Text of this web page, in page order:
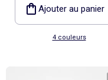
anglaisesAjouter au panier
4 couleurs